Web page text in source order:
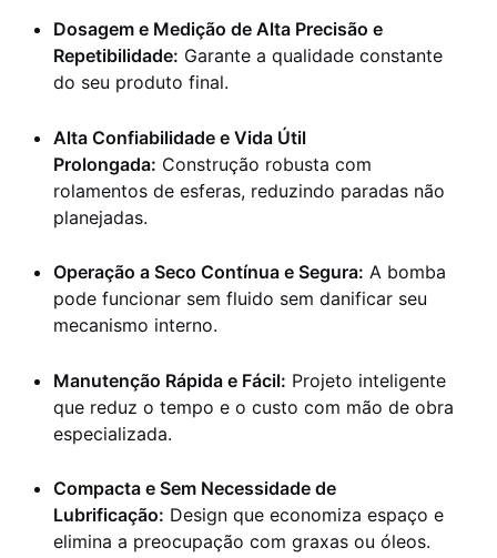
Dosagem e Medição de Alta Precisão e
Repetibilidade: Garante a qualidade constante
do seu produto final.
Alta Confiabilidade e Vida Útil
Prolongada: Construção robusta com
rolamentos de esferas, reduzindo paradas não
planejadas.
Operação a Seco Contínua e Segura: A bomba
pode funcionar sem fluido sem danificar seu
mecanismo interno.
Manutenção Rápida e Fácil: Projeto inteligente
que reduz o tempo e o custo com mão de obra
especializada.
Compacta e Sem Necessidade de
Lubrificação: Design que economiza espaço e
elimina a preocupação com graxas ou óleos.